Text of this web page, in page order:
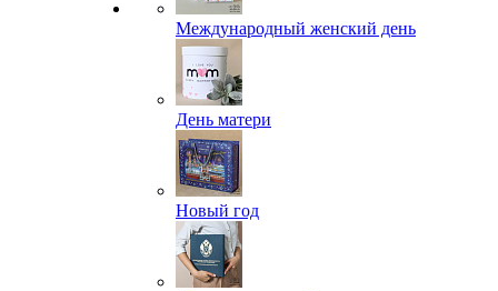
Международный женский день
День матери
Новый год